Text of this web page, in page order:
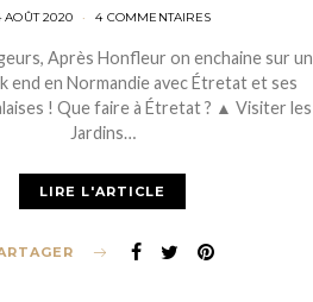
AOÛT 2020 4 COMMENTAIRES
Après Honfleur on enchaine sur un
end en Normandie avec Étretat et ses
! Que faire à Étretat ? ▲ Visiter les
Jardins…
LIRE L'ARTICLE